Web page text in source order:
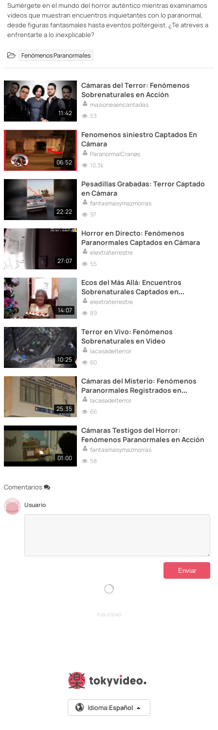
Sumérgete en el mundo del horror auténtico mientras examinamos
videos que muestran encuentros inquietantes con lo paranormal,
desde figuras fantasmales hasta eventos poltergeist. ¿Te atreves a
enfrentarte a lo inexplicable?
Fenómenos Paranormales
Comentarios
Usuario
11:42
Cámaras del Terror: Fenómenos
Sobrenaturales en Acción
masionesencantadas
53
06:52
Fenomenos siniestro Captados En
Cámara
ParanormalCranøs
10,3k
22:22
Pesadillas Grabadas: Terror Captado
en Cámara
fantasmasymazmorras
97
27:07
Horror en Directo: Fenómenos
Paranormales Captados en Cámara
elextraterrestre
55
14:07
Ecos del Más Allá: Encuentros
Sobrenaturales Captados en
Cámara
elextraterrestre
89
10:25
Terror en Vivo: Fenómenos
Sobrenaturales en Vídeo
lacasadelterror
60
25:35
Cámaras del Misterio: Fenómenos
Paranormales Registrados en
Acción
lacasadelterror
66
01:00
Cámaras Testigos del Horror:
Fenómenos Paranormales en Acción
fantasmasymazmorras
58
PUBLICIDAD
Idioma:Español